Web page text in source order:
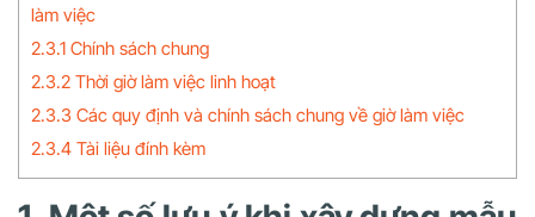
làm việc
2.3.1 Chính sách chung
2.3.2 Thời giờ làm việc linh hoạt
2.3.3 Các quy định và chính sách chung về giờ làm việc
2.3.4 Tài liệu đính kèm